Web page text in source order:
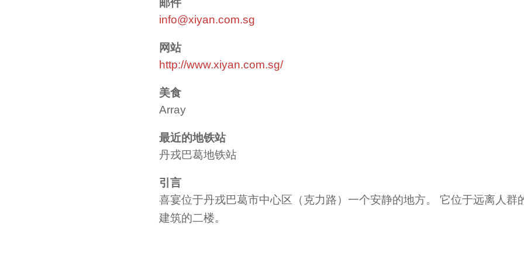
邮件
info@xiyan.com.sg
网站
http://www.xiyan.com.sg/
美食
Array
最近的地铁站
丹戎巴葛地铁站
引言
喜宴位于丹戎巴葛市中心区（克力路）一个安静的地方。 它位于远离人群
建筑的二楼。